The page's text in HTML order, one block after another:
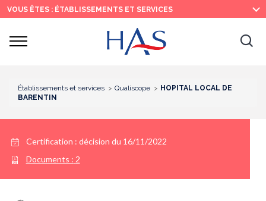
Recherche
Menu
principal
Contenu
principal
VOUS ÊTES : ÉTABLISSEMENTS ET SERVICES
Ouvrir
Établissements et services Qualiscope
HOPITAL LOCAL DE
BARENTIN
Certification : décision du 16/11/2022
Documents : 2